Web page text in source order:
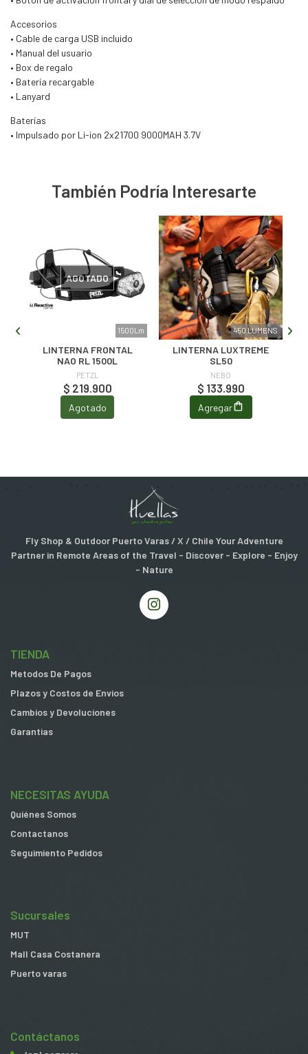
Accesorios
• Cable de carga USB incluido
• Manual del usuario
• Box de regalo
• Batería recargable
• Lanyard
Baterías
• Impulsado por Li-ion 2x21700 9000MAH 3.7V
También Podría Interesarte
1500Lm
AGOTADO
LINTERNA FRONTAL
NAO RL 1500L
PETZL
$ 219.900
Agotado
450 LUMENS
LINTERNA LUXTREME
SL50
NEBO
$ 133.990
Agregar
Fly Shop & Outdoor Puerto Varas / X / Chile Your Adventure
Partner in Remote Areas of the Travel - Discover - Explore - Enjoy
- Nature
TIENDA
Metodos De Pagos
Plazos y Costos de Envios
Cambios y Devoluciones
Garantias
NECESITAS AYUDA
Quiénes Somos
Contactanos
Seguimiento Pedidos
Sucursales
MUT
Mall Casa Costanera
Puerto varas
Contáctanos